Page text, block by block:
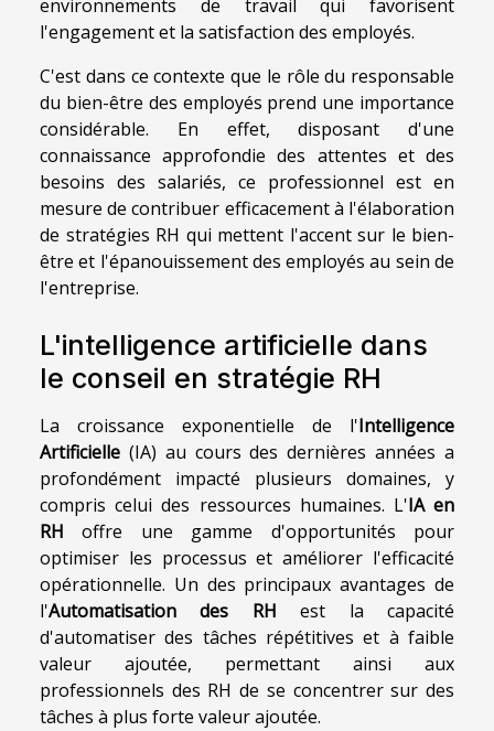
environnements de travail qui favorisent
l'engagement et la satisfaction des employés.
C'est dans ce contexte que le rôle du responsable
du bien-être des employés prend une importance
considérable. En effet, disposant d'une
connaissance approfondie des attentes et des
besoins des salariés, ce professionnel est en
mesure de contribuer efficacement à l'élaboration
de stratégies RH qui mettent l'accent sur le bien-
être et l'épanouissement des employés au sein de
l'entreprise.
L'intelligence artificielle dans
le conseil en stratégie RH
La croissance exponentielle de l'Intelligence
Artificielle (IA) au cours des dernières années a
profondément impacté plusieurs domaines, y
compris celui des ressources humaines. L'IA en
RH offre une gamme d'opportunités pour
optimiser les processus et améliorer l'efficacité
opérationnelle. Un des principaux avantages de
l'Automatisation des RH est la capacité
d'automatiser des tâches répétitives et à faible
valeur ajoutée, permettant ainsi aux
professionnels des RH de se concentrer sur des
tâches à plus forte valeur ajoutée.